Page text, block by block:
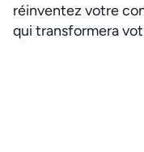
réinventez votre
qui transformera